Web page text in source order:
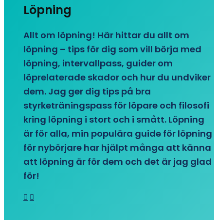
Löpning
Allt om löpning! Här hittar du allt om
löpning – tips för dig som vill börja med
löpning, intervallpass, guider om
löprelaterade skador och hur du undviker
dem. Jag ger dig tips på bra
styrketräningspass för löpare och filosofi
kring löpning i stort och i smått. Löpning
är för alla, min populära guide för löpning
för nybörjare har hjälpt många att känna
att löpning är för dem och det är jag glad
för!